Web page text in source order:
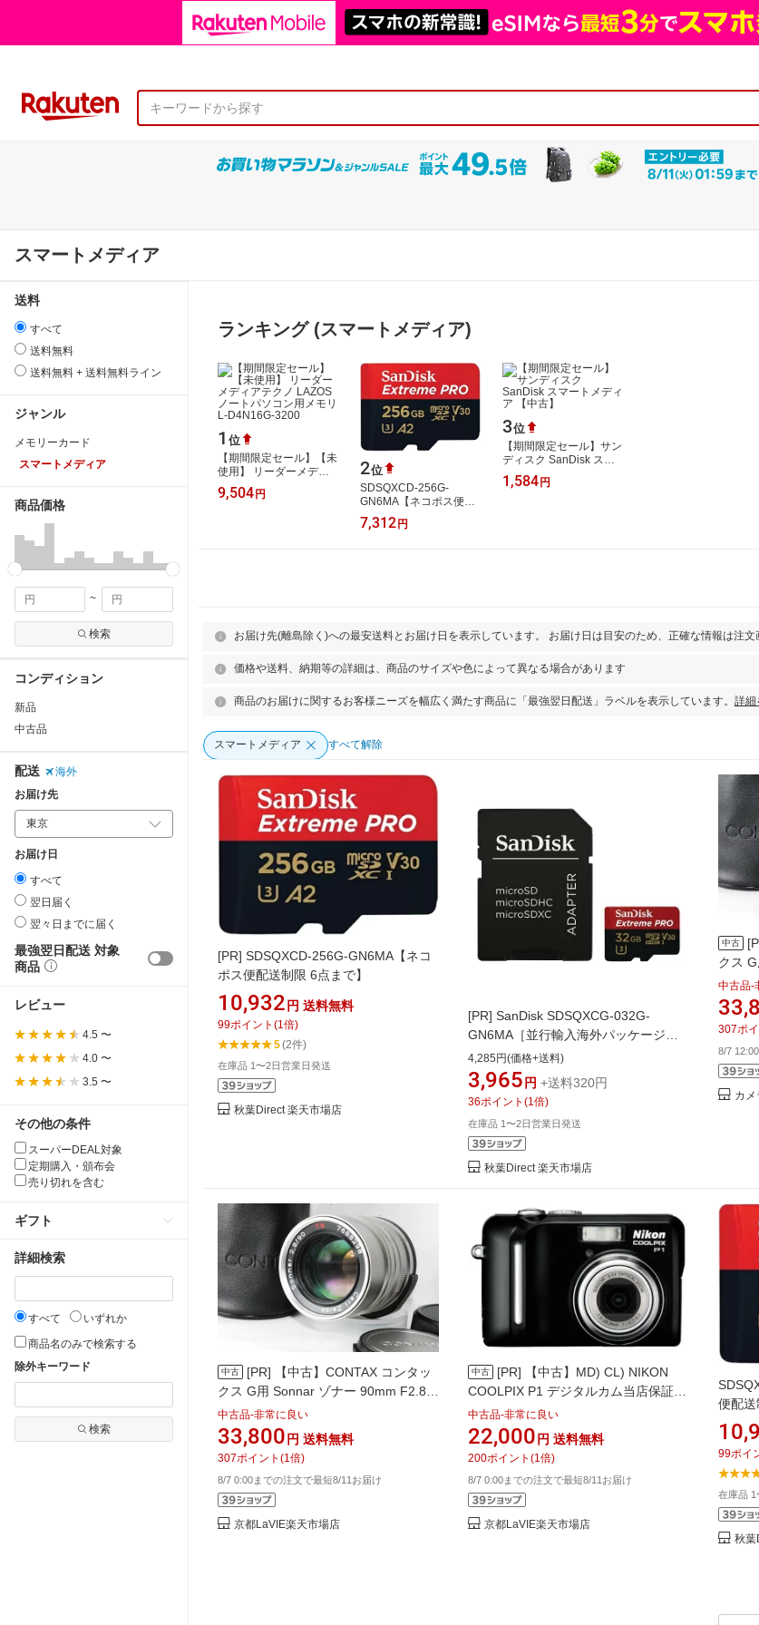
スマートメディア
送料
すべて
送料無料
送料無料 + 送料無料ライン
ジャンル
メモリーカード
スマートメディア
商品価格
~
検索
コンディション
新品
中古品
配送
海外
お届け先
お届け日
すべて
翌日届く
翌々日までに届く
最強翌日配送 対象
商品
レビュー
4.5 〜
4.0 〜
3.5 〜
その他の条件
スーパーDEAL対象
定期購入・頒布会
売り切れを含む
ギフト
詳細検索
すべて
いずれか
商品名のみで検索する
除外キーワード
検索
ランキング (スマートメディア)
1 位
【期間限定セール】【未
使用】 リーダーメディ
アテクノ LAZOS ノート
パソコン用メモリ L-
9,504 円
2位
SDSQXCD-256G-
GN6MA【ネコポス便配
送制限 6点まで】
7,312円
3位
【期間限定セール】サン
ディスク SanDisk スマ
ートメディア 【中古】
1,584 円
お届け先(離島除く)への最安送料とお届け日を表示しています。 お届け日は目安のため、正確な情報は注文
価格や送料、納期等の詳細は、商品のサイズや色によって異なる場合があります
商品のお届けに関するお客様ニーズを幅広く満たす商品に「最強翌日配送」ラベルを表示しています。 詳細
スマートメディア すべて解除
[PR] SDSQXCD-256G-GN6MA【ネコ
ポス便配送制限 6点まで】
10,932 円 送料無料
99ポイント (1倍)
5(2件)
在庫品 1〜2日営業日発送
秋葉Direct 楽天市場店
[PR] SanDisk SDSQXCG-032G-
GN6MA［並行輸入海外パッケージ］
【ネコポス便配送制限 6点まで】
4,285円(価格+送料)
3,965 円 +送料320円
36ポイント (1 倍)
在庫品 1〜2日営業日発送
秋葉Direct 楽天市場店
中古
クス
T* カ
中古品-
307ポ
8/7
カ
中古 [PR]
【中古】CONTAX コンタッ
クス G用 Sonnar ゾナー 90mm F2.8
T*当店保証30日間 人気モデル 高画質
売れ筋
中古品-非常に良い
33,800 円 送料無料
307ポイント (1倍)
8/7 0:00までの注文で最短8/11お届け
京都LaVIE楽天市場店
中古 [PR]
【中古】MD) CL) NIKON
COOLPIX P1 デジタルカム当店保証30
日間 人気モデル 高画質 売れ筋
中古品-非常に良い
22,000 円 送料無料
200ポイント (1倍)
8/7 0:00までの注文で最短8/11お届け
京都LaVIE楽天市場店
便配送
99ポイ
在庫品 1
秋葉